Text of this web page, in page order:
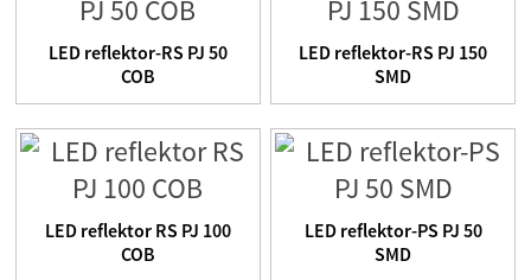
LED reflektor-RS PJ 50
COB
LED reflektor-RS PJ 150
SMD
LED reflektor RS PJ 100
COB
LED reflektor-PS PJ 50
SMD